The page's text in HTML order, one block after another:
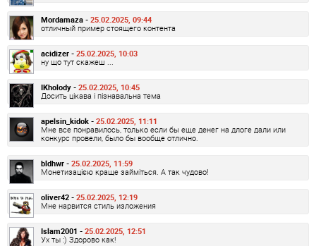
Mordamaza - 25.02.2025, 09:44
отличный пример стоящего контента
acidizer - 25.02.2025, 10:03
ну що тут скажеш ...
IKholody - 25.02.2025, 10:45
Досить цікава і пізнавальна тема
apelsin_kidok - 25.02.2025, 11:11
Мне все понравилось, только если бы еще денег на длоге дали или
конкурс провели, было бы вообще отлично.
bldhwr - 25.02.2025, 11:59
Монетизацією краще займіться. А так чудово!
oliver42 - 25.02.2025, 12:19
Мне нарвится стиль изложения
Islam2001 - 25.02.2025, 12:51
Ух ты :) Здорово как!